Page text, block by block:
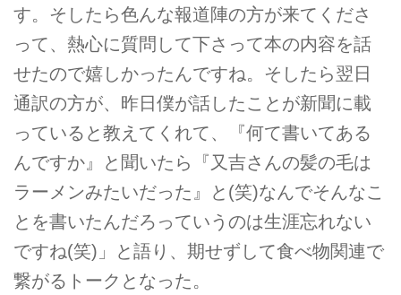
す。そしたら色んな報道陣の方が来てくださ
って、熱心に質問して下さって本の内容を話
せたので嬉しかったんですね。そしたら翌日
通訳の方が、昨日僕が話したことが新聞に載
っていると教えてくれて、『何て書いてある
んですか』と聞いたら『又吉さんの髪の毛は
ラーメンみたいだった』と(笑)なんでそんなこ
とを書いたんだろっていうのは生涯忘れない
ですね(笑)」と語り、期せずして食べ物関連で
繋がるトークとなった。